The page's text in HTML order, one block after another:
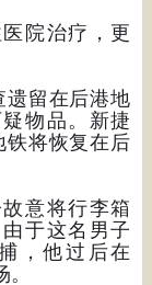
院治疗，更
留在后港地
物品。新捷
将恢复在后
意将行李箱
于这名男子
，他过后在